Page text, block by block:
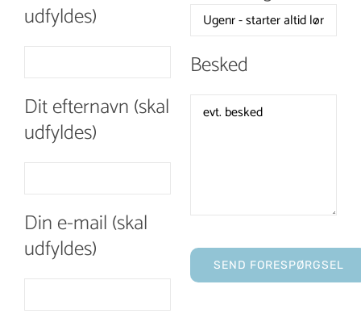
udfyldes)
Dit efternavn (skal
udfyldes)
Din e-mail (skal
udfyldes)
Besked